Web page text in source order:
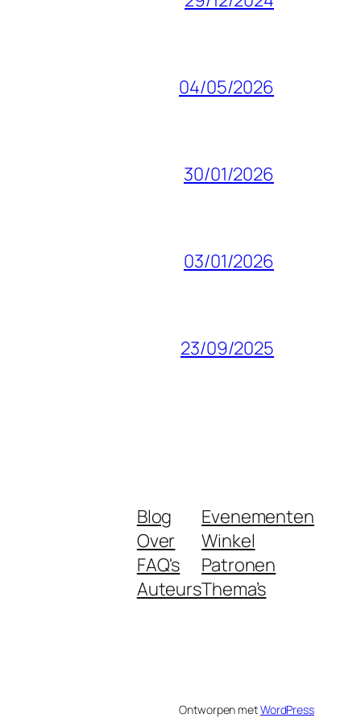
04/05/2026
30/01/2026
03/01/2026
23/09/2025
Blog
Over
FAQ's
Auteurs
Evenementen
Winkel
Patronen
Thema’s
Ontworpen metWordPress